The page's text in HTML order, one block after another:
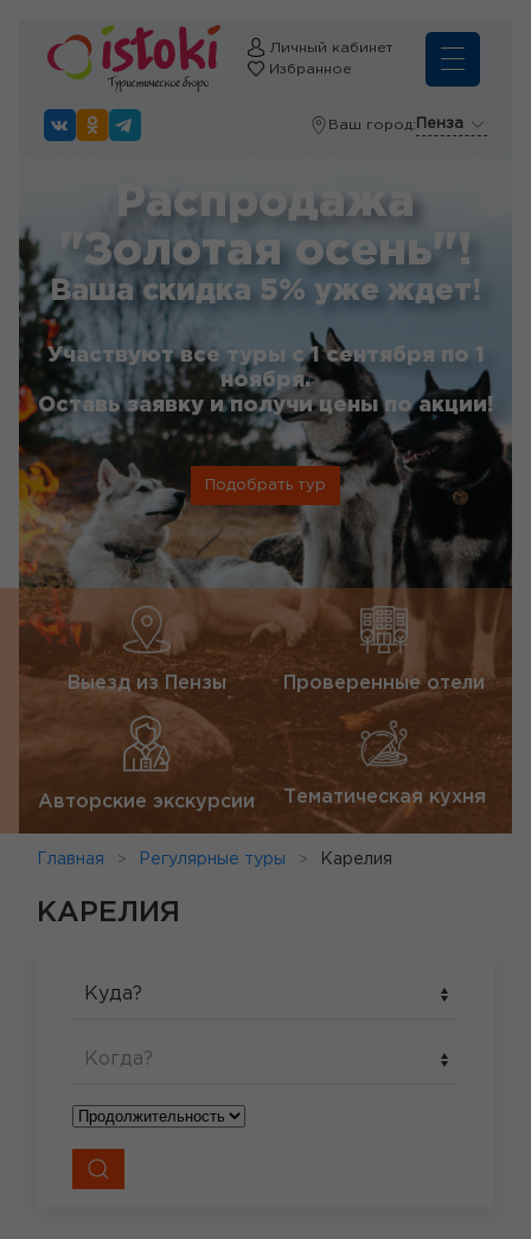
Личный кабинет
Избранное
Ваш город: Пенза
Распродажа
"Золотая осень"!
Ваша скидка 5% уже ждет!
Участвуют все туры с 1 сентября по 1
ноября.
Оставь заявку и получи цены по акции!
Подобрать тур
Выезд из Пензы Проверенные отели
Авторские экскурсии Тематическая кухня
Главная Регулярные туры Карелия
КАРЕЛИЯ
Куда?
Когда?